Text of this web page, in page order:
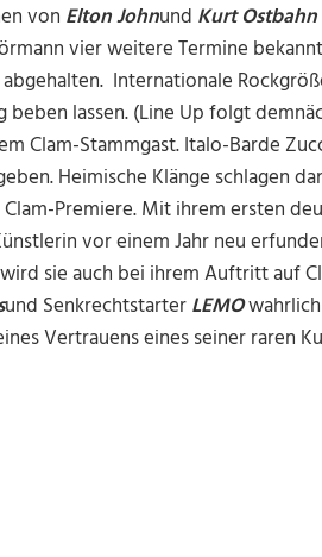
von Elton Johnund Kurt Ostbahn
vier weitere Termine
Internationale
lassen. (Line Up folgt
Clam-Stammgast. Italo-Barde
Heimische Klänge schlagen
Premiere. Mit ihrem ersten
vor einem Jahr neu
sie auch bei ihrem Auftritt auf
und SenkrechtstarterLEMOwahrlich
Vertrauens eines seiner raren